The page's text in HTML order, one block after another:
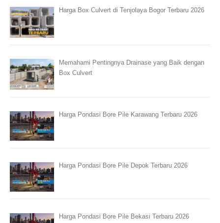
Harga Box Culvert di Tenjolaya Bogor Terbaru 2026
Memahami Pentingnya Drainase yang Baik dengan
Box Culvert
Harga Pondasi Bore Pile Karawang Terbaru 2026
Harga Pondasi Bore Pile Depok Terbaru 2026
Harga Pondasi Bore Pile Bekasi Terbaru 2026